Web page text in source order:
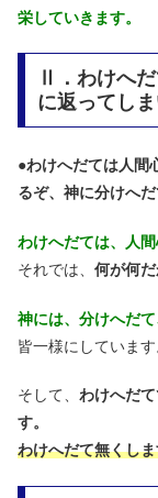
栄していきます。
Ⅱ．わけへ
に返ってしま
●わけへだては人間
るぞ、神に分けへ
わけへだては、人間
それでは、 何が何
神には、分けへだて
皆一様にしています
そして、 わけへだ
す。
わけへだて無くし